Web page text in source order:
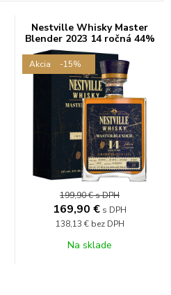
Nestville Whisky Master
Blender 2023 14 ročná 44%
0,7L
Akcia -15%
199,90 €s DPH
169,90 € s DPH
138,13 € bez DPH
Na sklade